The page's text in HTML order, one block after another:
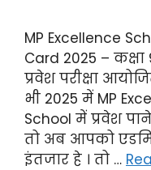
MP Excellence
Card 2025 –
प्रवेश परीक्षा
भी 2025 में MP
School में प्रवेश
तो अब आपको
इंतजार हे । तो …